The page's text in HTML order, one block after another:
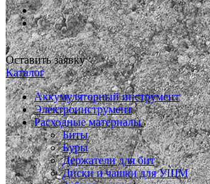
Оставить заявку
Каталог
Аккумуляторный инструмент
Электроинструмент
Расходные материалы
Биты
Буры
Держатели для бит
Диски и чашки для УШМ